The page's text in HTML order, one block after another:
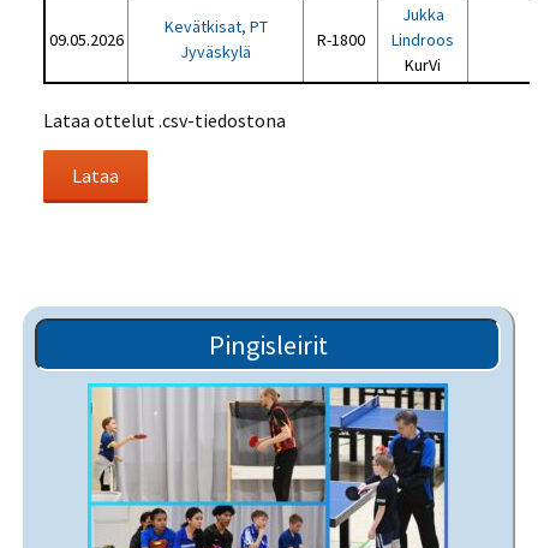
09.05.2026
Kevätkisat, PT
Jyväskylä
R-1800
Jukka
Lindroos
KurVi
Lataa ottelut .csv-tiedostona
Pingisleirit